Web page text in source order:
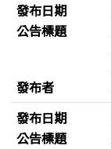
發布日期
公告標題
發布者
發布日期
公告標題